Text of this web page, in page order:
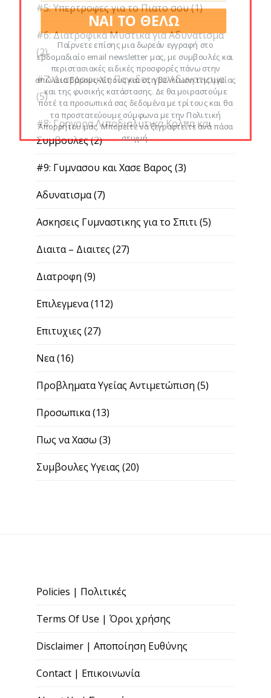
#5: Υπερτροφες για το Πιατο σου(1)
#6: Διατροφικα Μυστικα για Αδυνατισμα
(2)
#7: Διατροφικες Παγιδες για Αδυνατισμα
(5)
#8: Γρηγορα Λιποδιαλυτικα Κολπα και
Συμβουλες(2)
#9: Γυμνασου και Χασε Βαρος (3)
Αδυνατισμα(7)
Ασκησεις Γυμναστικης για το Σπιτι(5)
Διαιτα – Διαιτες (27)
Διατροφη (9)
Επιλεγμενα(112)
Επιτυχιες (27)
Νεα(16)
Προβληματα Υγείας Αντιμετώπιση (5)
Προσωπικα(13)
Πως να Χασω (3)
Συμβουλες Υγειας (20)
Policies | Πολιτικές
Terms Of Use | Όροι χρήσης
Disclaimer | Αποποίηση Ευθύνης
Contact | Επικοινωνία
ΝΑΙ ΤΟ ΘΕΛΩ
Παίρνετε επίσης μια δωρεάν εγγραφή στο
εβδομαδιαίο email newsletter μας, με συμβουλές και
περιστασιακές ειδικές προσφορές πάνω στην
απώλεια βάρους-λίπους και στη βελτίωση της υγείας
και της φυσικής κατάστασης. Δε θα μοιραστούμε
ποτέ τα προσωπικά σας δεδομένα με τρίτους και θα
τα προστατεύουμε σύμφωνα με την Πολιτική
Απορρήτου μας. Μπορείτε να ξεγραφτείτε ανά πάσα
στιγμή.